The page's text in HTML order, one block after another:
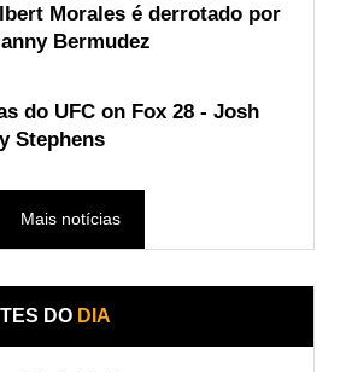
Morales é derrotado por
Bermudez
do UFC on Fox 28 - Josh
Stephens
Mais notícias
DO DIA